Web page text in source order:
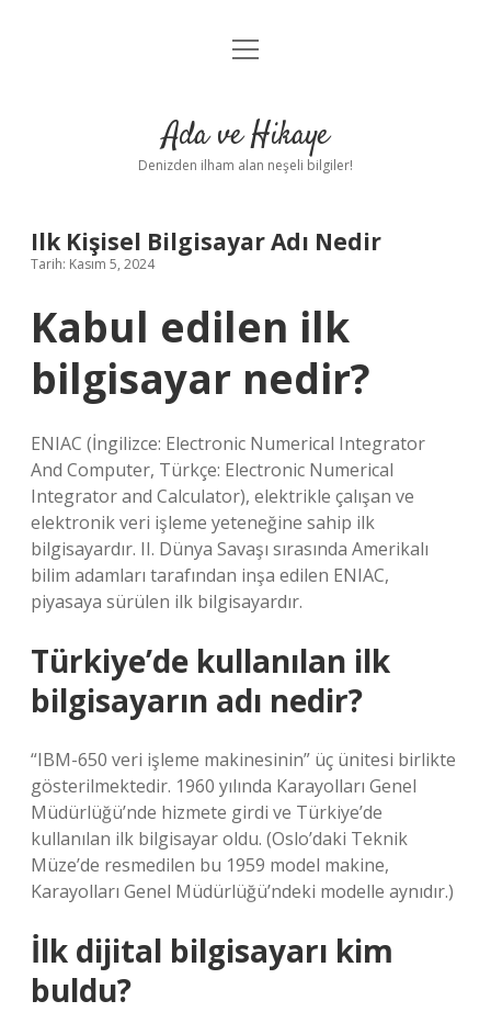
Anasayfa
Yasal Uyarı
menüyü
Ada ve Hikaye
Denizden ilham alan neşeli bilgiler!
Ilk Kişisel Bilgisayar Adı Nedir
Tarih: Kasım 5, 2024
Kabul edilen ilk
bilgisayar nedir?
ENIAC (İngilizce: Electronic Numerical Integrator
And Computer, Türkçe: Electronic Numerical
Integrator and Calculator), elektrikle çalışan ve
elektronik veri işleme yeteneğine sahip ilk
bilgisayardır. II. Dünya Savaşı sırasında Amerikalı
bilim adamları tarafından inşa edilen ENIAC,
piyasaya sürülen ilk bilgisayardır.
Türkiye’de kullanılan ilk
bilgisayarın adı nedir?
“IBM-650 veri işleme makinesinin” üç ünitesi birlikte
gösterilmektedir. 1960 yılında Karayolları Genel
Müdürlüğü’nde hizmete girdi ve Türkiye’de
kullanılan ilk bilgisayar oldu. (Oslo’daki Teknik
Müze’de resmedilen bu 1959 model makine,
Karayolları Genel Müdürlüğü’ndeki modelle aynıdır.)
İlk dijital bilgisayarı kim
buldu?